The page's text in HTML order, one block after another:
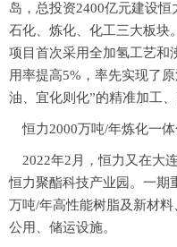
岛，总投资2400亿元建设
石化、炼化、化工三大板块
项目首次采用全加氢工艺和
用率提高5%，率先实现了
油、宜化则化”的精准加工、
恒力2000万吨/年炼化一
2022年2月，恒力又在大
恒力聚酯科技产业园。一期
万吨/年高性能树脂及新材
公用、储运设施。